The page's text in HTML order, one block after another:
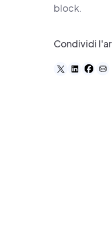
block.
Condividi